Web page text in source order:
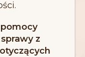
pomocy
z